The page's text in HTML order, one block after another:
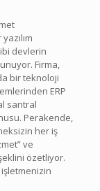
devlerin
Firma,
bir teknoloji
ERP
santral
Perakende,
her iş
ve
özetliyor.